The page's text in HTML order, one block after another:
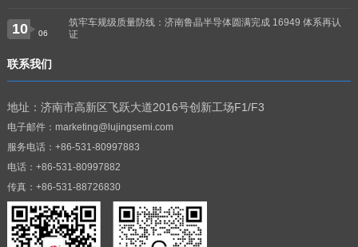
10 06
筑牢车规级质量防线：济南鲁晶半导体圆满完成 16949 体系再认
证
联系我们
地址：济南市高新区飞跃大道2016号创新工场F1/F3
电子邮件：marketing@lujingsemi.com
服务电话：+86-531-80997883
电话：+86-531-80997882
传真：+86-531-88726830